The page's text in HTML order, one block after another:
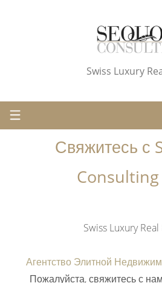
Swiss Luxury
Свяжитесь с
Consulting
Swiss Luxury Real
Агентство Элитной
Пожалуйста, свяжитесь с